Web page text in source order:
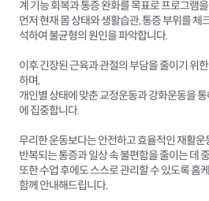
계 기능 회복과 통증 완화를 목표로 프로그램
먼저 현재 몸 상태와 생활습관, 통증 부위를 체
석하여 불균형의 원인을 파악합니다.
이후 긴장된 근육과 관절의 부담을 줄이기 위
하며,
개인별 상태에 맞춘 교정운동과 강화운동을
에 집중합니다.
무리한 운동보다는 안전하고 효율적인 재활
반복되는 통증과 일상 속 불편함을 줄이는 데
또한 수업 후에도 스스로 관리할 수 있도록 홈
함께 안내해드립니다.